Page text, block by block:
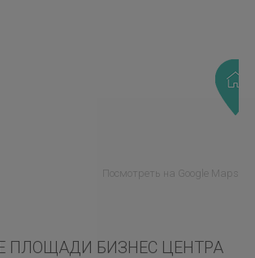
Посмотреть на Google Maps
ПЛОЩАДИ БИЗНЕС ЦЕНТРА